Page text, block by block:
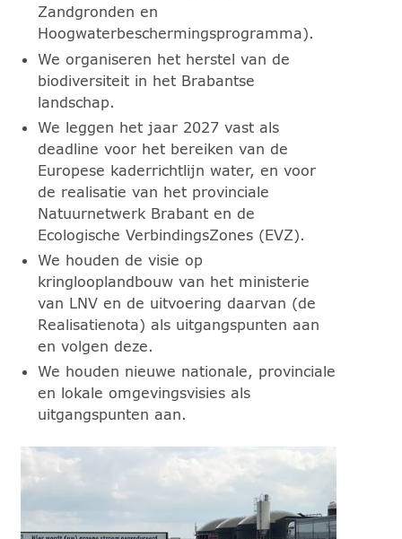
Zandgronden en
Hoogwaterbeschermingsprogramma).
We organiseren het herstel van de
biodiversiteit in het Brabantse
landschap.
We leggen het jaar 2027 vast als
deadline voor het bereiken van de
Europese kaderrichtlijn water, en voor
de realisatie van het provinciale
Natuurnetwerk Brabant en de
Ecologische VerbindingsZones (EVZ).
We houden de visie op
kringlooplandbouw van het ministerie
van LNV en de uitvoering daarvan (de
Realisatienota) als uitgangspunten aan
en volgen deze.
We houden nieuwe nationale, provinciale
en lokale omgevingsvisies als
uitgangspunten aan.